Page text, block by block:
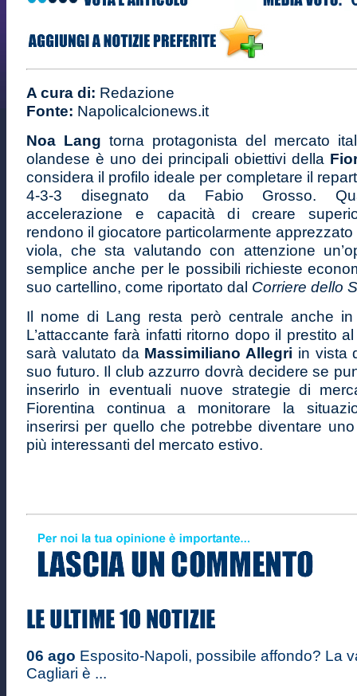
A cura di: Redazione
Fonte: Napolicalcionews.it
Noa Lang torna protagonista del mercato
olandese è uno dei principali obiettivi della
considera il profilo ideale per completare il
4-3-3 disegnato da Fabio Grosso.
accelerazione e capacità di creare
rendono il giocatore particolarmente
viola, che sta valutando con attenzione
semplice anche per le possibili richieste
suo cartellino, come riportato dal Corriere dello
Il nome di Lang resta però centrale anche
L’attaccante farà infatti ritorno dopo il prestito
sarà valutato da Massimiliano Allegri in vista
suo futuro. Il club azzurro dovrà decidere se
inserirlo in eventuali nuove strategie di
Fiorentina continua a monitorare la
inserirsi per quello che potrebbe diventare
più interessanti del mercato estivo.
06 ago Esposito-Napoli, possibile affondo? La
Cagliari è ...